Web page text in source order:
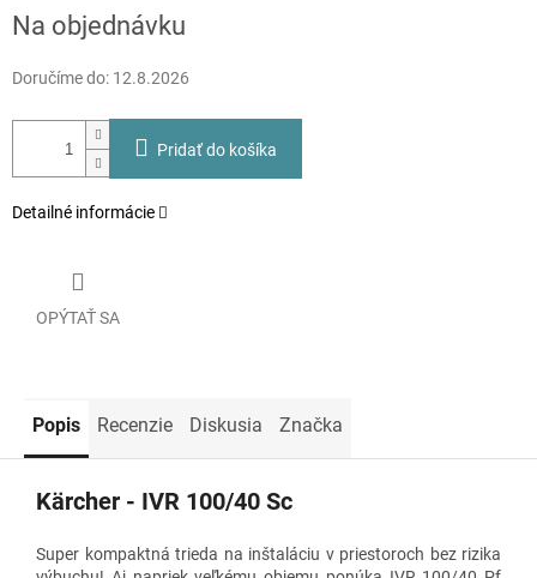
cena:
Na objednávku
Doručíme do: 12.8.2026
Pridať do košíka
Detailné informácie
OPÝTAŤ SA
Popis Recenzie Diskusia Značka
Kärcher - IVR 100/40 Sc
Super kompaktná trieda na inštaláciu v priestoroch bez rizika